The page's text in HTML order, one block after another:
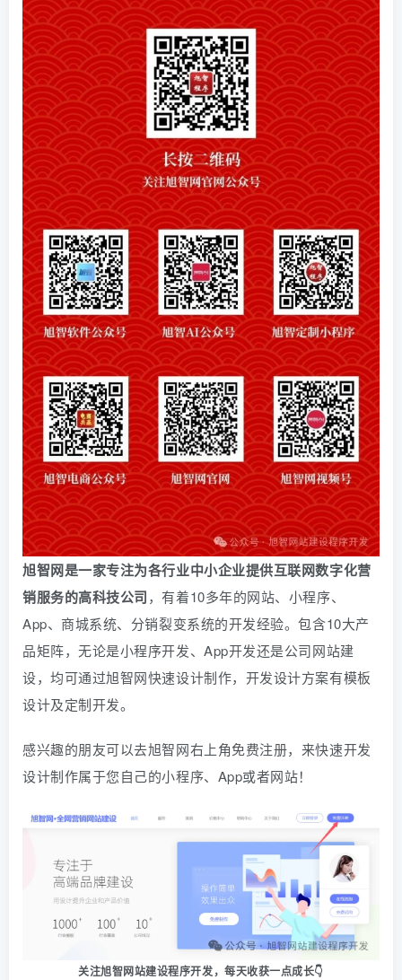
旭智网是一家专注为各行业中小企业提供互联网数字化营
销服务的高科技公司，有着10多年的网站、小程序、
App、商城系统、 分销裂变系统的开发经验。包含10大产
品矩阵，无论是小程序开发、App开发还是公司网站建
设，均可通过旭智网快速设计制作，开发设计方案有模板
设计及定制开发。
感兴趣的朋友可以去旭智网右上角免费注册， 来快速开发
设计制作属于您自己的小程序、App或者网站！
关注旭智网站建设程序开发，每天收获一点成长👇